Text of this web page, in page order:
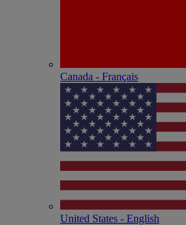
Canada - Français
United States - English